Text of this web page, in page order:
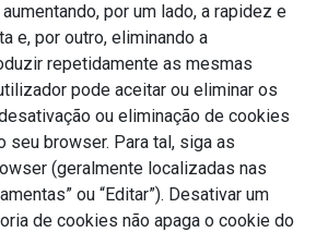
por um lado, a rapidez e
e, por outro, eliminando a
repetidamente as mesmas
pode aceitar ou eliminar os
ou eliminação de cookies
seu browser. Para tal, siga as
(geralmente localizadas nas
ou “Editar”). Desativar um
de cookies não apaga o cookie do